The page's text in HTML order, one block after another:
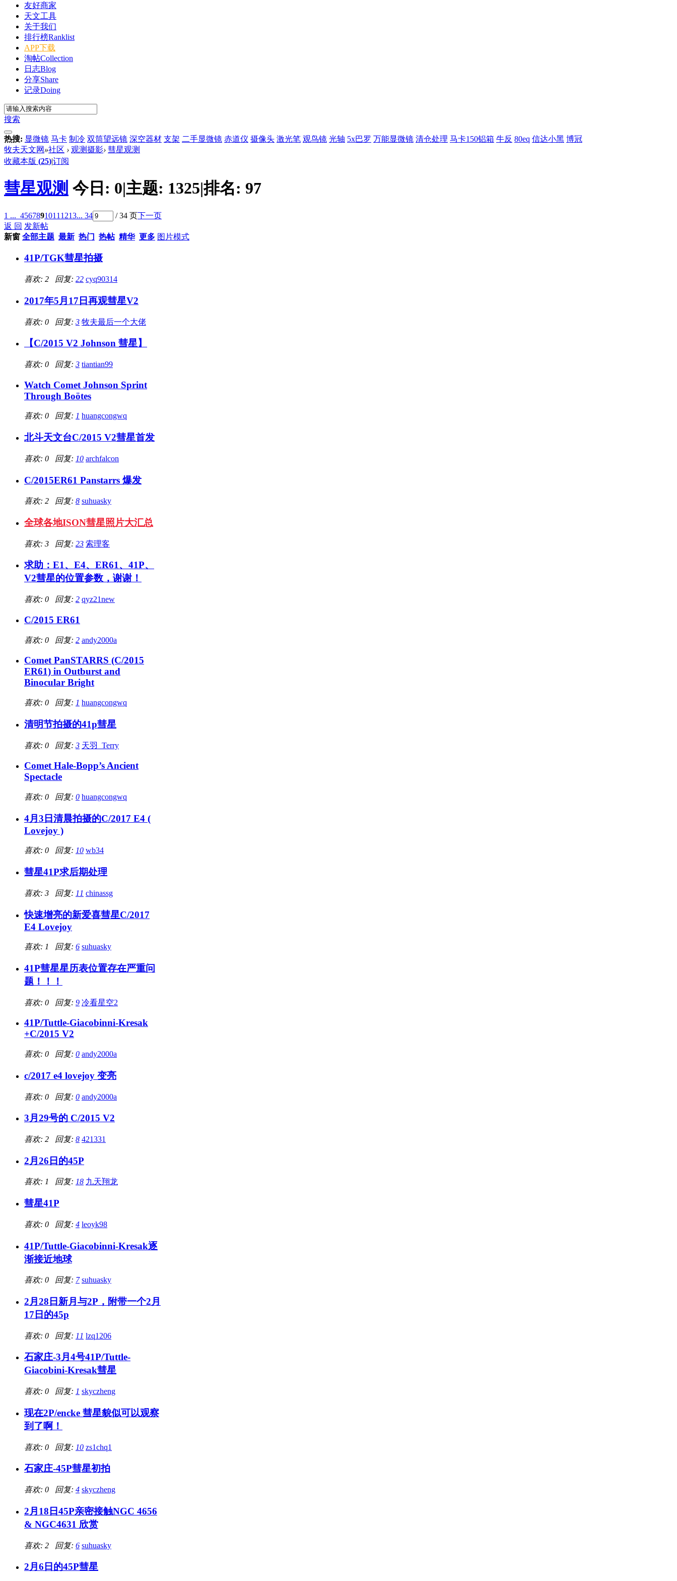
友好商家
天文工具
关于我们
排行榜Ranklist
APP下载
淘帖Collection
日志Blog
分享Share
记录Doing
搜索
热搜: 显微镜 马卡 制冷 双筒望远镜 深空器材 支架 二手显微镜 赤道仪 摄像头 激光笔 观鸟镜 光轴 5x巴罗 万能显微镜 清仓处理 马卡150铝箱 牛反 80eq 信达小黑 博冠
牧夫天文网 »社区 › 观测摄影› 彗星观测
收藏本版 (25)|订阅
彗星观测 今日: 0|主题: 1325|排名: 97
1 ... 4567891011 1213... 34 / 34 页下一页
返 回 发新帖
新窗 全部主题 最新 热门 热帖 精华 更多 图片模式
41P/TGK彗星拍摄
喜欢: 2 回复: 22 cyq90314
2017年5月17日再观彗星V2
喜欢: 0 回复: 3 牧夫最后一个大佬
【C/2015 V2 Johnson 彗星】
喜欢: 0 回复: 3 tiantian99
Watch Comet Johnson Sprint
Through Boötes
喜欢: 0 回复: 1 huangcongwq
北斗天文台C/2015 V2彗星首发
喜欢: 0 回复: 10 archfalcon
C/2015ER61 Panstarrs 爆发
喜欢: 2 回复: 8 suhuasky
全球各地ISON彗星照片大汇总
喜欢: 3 回复: 23 索理客
求助：E1、E4、ER61、41P、
V2彗星的位置参数，谢谢！
喜欢: 0 回复: 2 qyz21new
C/2015 ER61
喜欢: 0 回复: 2 andy2000a
Comet PanSTARRS (C/2015
ER61) in Outburst and
Binocular Bright
喜欢: 0 回复: 1 huangcongwq
清明节拍摄的41p彗星
喜欢: 0 回复: 3 天羽_Terry
Comet Hale-Bopp’s Ancient
Spectacle
喜欢: 0 回复: 0 huangcongwq
4月3日清晨拍摄的C/2017 E4 (
Lovejoy )
喜欢: 0 回复: 10 wb34
彗星41P求后期处理
喜欢: 3 回复: 11 chinassg
快速增亮的新爱喜彗星C/2017
E4 Lovejoy
喜欢: 1 回复: 6 suhuasky
41P彗星星历表位置存在严重问
题！！！
喜欢: 0 回复: 9 冷看星空2
41P/Tuttle-Giacobinni-Kresak
+C/2015 V2
喜欢: 0 回复: 0 andy2000a
c/2017 e4 lovejoy 变亮
喜欢: 0 回复: 0 andy2000a
3月29号的 C/2015 V2
喜欢: 2 回复: 8 421331
2月26日的45P
喜欢: 1 回复: 18 九天翔龙
彗星41P
喜欢: 0 回复: 4 leoyk98
41P/Tuttle-Giacobinni-Kresak逐
渐接近地球
喜欢: 0 回复: 7 suhuasky
2月28日新月与2P，附带一个2月
17日的45p
喜欢: 0 回复: 11 lzq1206
石家庄-3月4号41P/Tuttle-
Giacobini-Kresak彗星
喜欢: 0 回复: 1 skyczheng
现在2P/encke 彗星貌似可以观察
到了啊！
喜欢: 0 回复: 10 zs1chq1
石家庄-45P彗星初拍
喜欢: 0 回复: 4 skyczheng
2月18日45P亲密接触NGC 4656
& NGC4631 欣赏
喜欢: 2 回复: 6 suhuasky
2月6日的45P彗星